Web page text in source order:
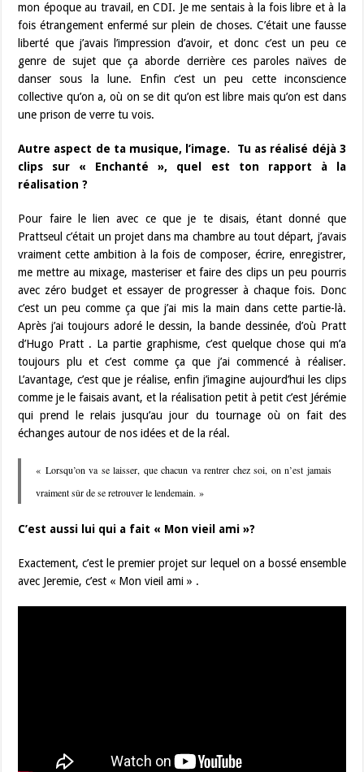
mon époque au travail, en CDI. Je me sentais à la fois libre et à la
fois étrangement enfermé sur plein de choses. C’était une fausse
liberté que j’avais l’impression d’avoir, et donc c’est un peu ce
genre de sujet que ça aborde derrière ces paroles naïves de
danser sous la lune. Enfin c’est un peu cette inconscience
collective qu’on a, où on se dit qu’on est libre mais qu’on est dans
une prison de verre tu vois.
Autre aspect de ta musique, l’image. Tu as réalisé déjà 3
clips sur « Enchanté », quel est ton rapport à la
réalisation ?
Pour faire le lien avec ce que je te disais, étant donné que
Prattseul c’était un projet dans ma chambre au tout départ, j’avais
vraiment cette ambition à la fois de composer, écrire, enregistrer,
me mettre au mixage, masteriser et faire des clips un peu pourris
avec zéro budget et essayer de progresser à chaque fois. Donc
c’est un peu comme ça que j’ai mis la main dans cette partie-là.
Après j’ai toujours adoré le dessin, la bande dessinée, d’où Pratt
d’Hugo Pratt . La partie graphisme, c’est quelque chose qui m’a
toujours plu et c’est comme ça que j’ai commencé à réaliser.
L’avantage, c’est que je réalise, enfin j’imagine aujourd’hui les clips
comme je le faisais avant, et la réalisation petit à petit c’est Jérémie
qui prend le relais jusqu’au jour du tournage où on fait des
échanges autour de nos idées et de la réal.
« Lorsqu’on va se laisser, que chacun va rentrer chez soi, on n’est jamais
vraiment sûr de se retrouver le lendemain. »
C’est aussi lui qui a fait « Mon vieil ami »?
Exactement, c’est le premier projet sur lequel on a bossé ensemble
avec Jeremie, c’est « Mon vieil ami » .